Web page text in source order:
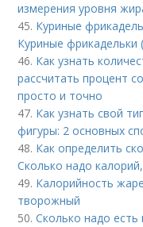
измерения уровня
45. Куриные
Куриные фрикадельки
46. Как узнать
рассчитать процент
просто и точно
47. Как узнать свой
фигуры: 2 основных
48. Как определить
Сколько надо
49. Калорийность
творожный
50.Сколько надо